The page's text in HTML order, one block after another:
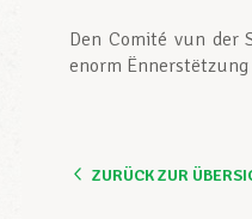
Den Comité vun der
enorm
ZURÜCK ZUR